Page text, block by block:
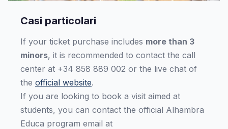
Casi particolari
If your ticket purchase includes more than 3
minors, it is recommended to contact the call
center at +34 858 889 002 or the live chat of
the official website.
If you are looking to book a visit aimed at
students, you can contact the official Alhambra
Educa program email at